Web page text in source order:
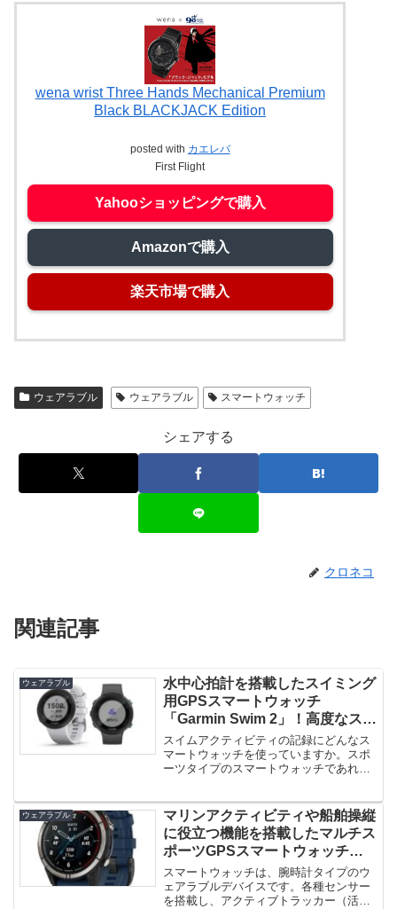
wena wrist Three Hands Mechanical Premium
Black BLACKJACK Edition
posted with カエレバ
First Flight
Yahooショッピングで購入
Amazonで購入
楽天市場で購入
ウェアラブル ウェアラブル スマートウォッチ
シェアする
クロネコ
関連記事
ウェアラブル
水中心拍計を搭載したスイミング
用GPSスマートウォッチ
「Garmin Swim 2」！高度なスイ
ミングデータ計測機能から、 睡
眠やストレスの日常生活の記録に
も対応！
スイムアクティビティの記録にどんなス
マートウォッチを使っていますか。スポ
ーツタイプのスマートウォッチであれ
ウェアラブル
マリンアクティビティや船舶操縦
に役立つ機能を搭載したマルチス
ポーツGPSスマートウォッチ
「quatix 7 Sapphire」登場！
スマートウォッチは、腕時計タイプのウ
ェアラブルデバイスです。各種センサー
を搭載し、アクティブトラッカー（活動